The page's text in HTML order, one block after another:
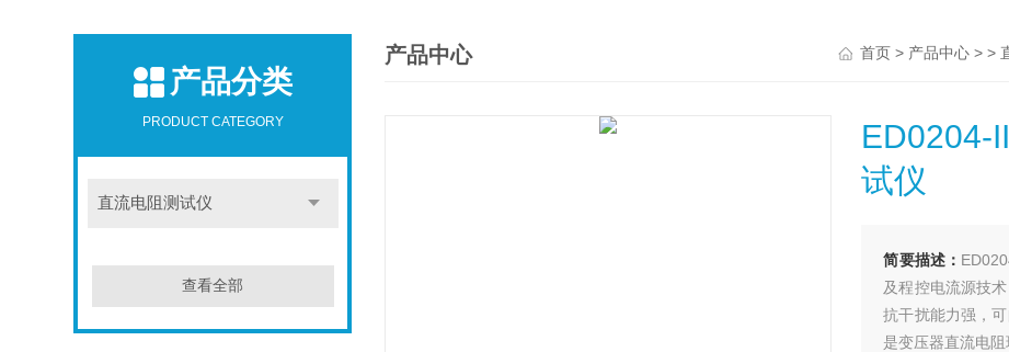
产品分类
PRODUCT CATEGORY
直流电阻测试仪
查看全部
产品中心 首页> 产品中心> >
ED0204-
试仪
简要描述：
及程控电流源技
抗干扰能力强，
是变压器直流电阻